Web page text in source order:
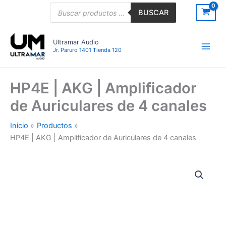
BUSCAR
Ultramar Audio
Jr. Paruro 1401 Tienda 120
HP4E | AKG | Amplificador
de Auriculares de 4 canales
Inicio
Productos
HP4E | AKG | Amplificador de Auriculares de 4 canales